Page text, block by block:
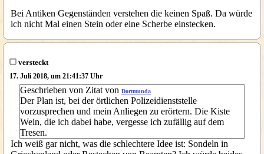
Bei Antiken Gegenständen verstehen die keinen Spaß. Da würde
ich nicht Mal einen Stein oder eine Scherbe einstecken.
versteckt
17. Juli 2018, um 21:41:37 Uhr
Geschrieben von Zitat von Dortmunda
Der Plan ist, bei der örtlichen Polizeidienststelle
vorzusprechen und mein Anliegen zu erörtern. Die Kiste
Wein, die ich dabei habe, vergesse ich zufällig auf dem
Tresen.
Ich weiß gar nicht, was die schlechtere Idee ist: Sondeln in